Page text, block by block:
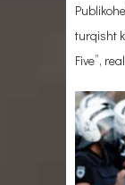
turqisht
Five”,